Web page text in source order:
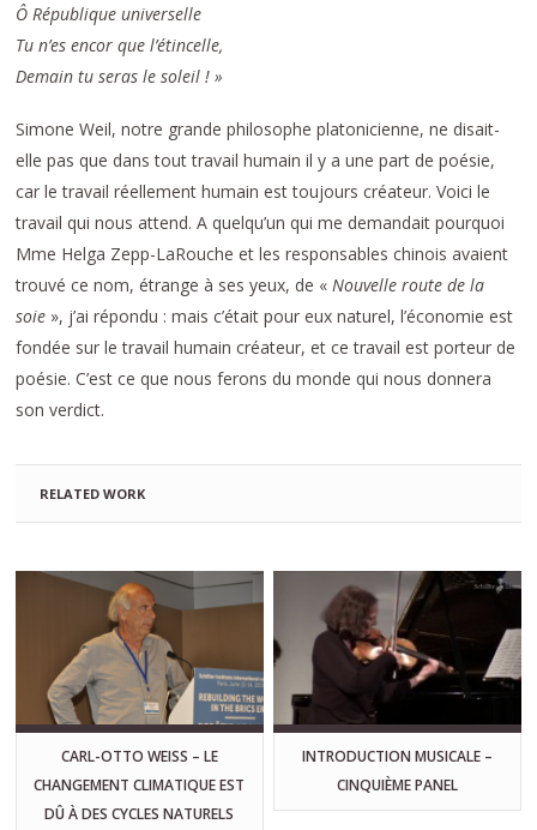
Ô République universelle
Tu n’es encor que l’étincelle,
Demain tu seras le soleil ! »
Simone Weil, notre grande philosophe platonicienne, ne disait-
elle pas que dans tout travail humain il y a une part de poésie,
car le travail réellement humain est toujours créateur. Voici le
travail qui nous attend. A quelqu’un qui me demandait pourquoi
Mme Helga Zepp-LaRouche et les responsables chinois avaient
trouvé ce nom, étrange à ses yeux, de « Nouvelle route de la
soie », j’ai répondu : mais c’était pour eux naturel, l’économie est
fondée sur le travail humain créateur, et ce travail est porteur de
poésie. C’est ce que nous ferons du monde qui nous donnera
son verdict.
RELATED WORK
CARL-OTTO WEISS – LE
CHANGEMENT CLIMATIQUE EST
DÛ À DES CYCLES NATURELS
INTRODUCTION MUSICALE –
CINQUIÈME PANEL